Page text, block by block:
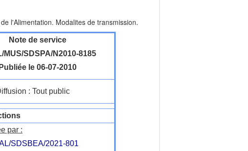
l'Alimentation. Modalites de transmission.
Note de service
MUS/SDSPA/N2010-8185
Publiée le 06-07-2010
: Tout public
par :
SDSBEA/2021-801